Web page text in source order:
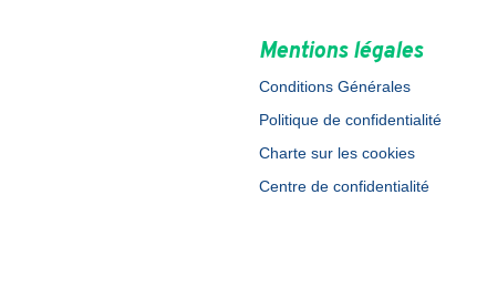
Mentions légales
Conditions Générales
Politique de confidentialité
Charte sur les cookies
Centre de confidentialité